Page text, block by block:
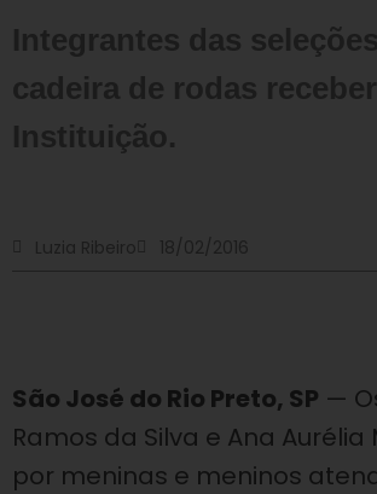
Integrantes das
cadeira de rodas
Instituição.
Luzia Ribeiro 18/02/2016
São José do Rio Preto, SP —
Ramos da Silva e Ana
por meninas e meninos